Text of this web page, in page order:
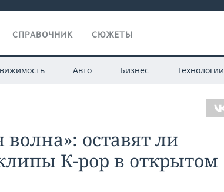
СПРАВОЧНИК СЮЖЕТЫ
Авто Бизнес Технологии
волна»: оставят ли
К-рор в открытом